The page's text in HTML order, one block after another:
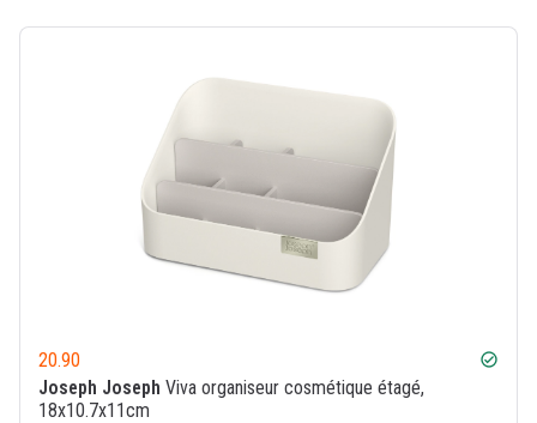
20.90 check_circle
Joseph Joseph Viva organiseur cosmétique étagé,
18x10.7x11cm